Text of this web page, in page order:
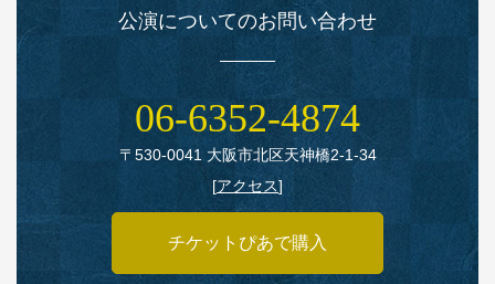
公演についてのお問い合わせ
06‑6352‑4874
〒530‑0041 大阪市北区天神橋2‑1‑34
[アクセス]
チケットぴあで購入